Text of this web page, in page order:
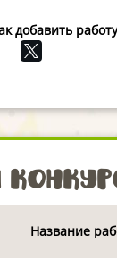
добавить
Название